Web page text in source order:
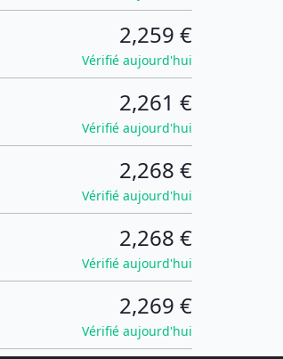
2,259 €
Vérifié aujourd'hui
2,261 €
Vérifié aujourd'hui
2,268 €
Vérifié aujourd'hui
2,268 €
Vérifié aujourd'hui
2,269 €
Vérifié aujourd'hui